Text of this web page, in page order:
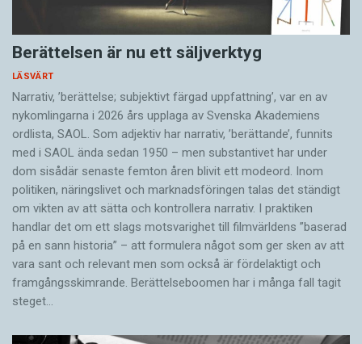
Berättelsen är nu ett säljverktyg
LÄSVÄRT
Narrativ, ’berättelse; subjektivt färgad uppfattning’, var en av
nykomlingarna i 2026 års upplaga av Svenska Akademiens
ordlista, SAOL. Som adjektiv har narrativ, ’berättande’, funnits
med i SAOL ända sedan 1950 – men substantivet har under
dom sisådär senaste femton åren blivit ett modeord. Inom
politiken, näringslivet och marknadsföringen talas det ständigt
om vikten av att sätta och kontrollera narrativ. I praktiken
handlar det om ett slags motsvarighet till filmvärldens ”baserad
på en sann historia” – att formulera något som ger sken av att
vara sant och ­relevant men som också är fördelaktigt och
framgångsskimrande. Berättelseboomen har i många fall tagit
steget…